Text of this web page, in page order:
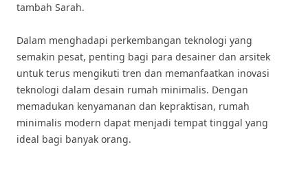
tambah Sarah.
Dalam menghadapi perkembangan teknologi yang
semakin pesat, penting bagi para desainer dan arsitek
untuk terus mengikuti tren dan memanfaatkan inovasi
teknologi dalam desain rumah minimalis. Dengan
memadukan kenyamanan dan kepraktisan, rumah
minimalis modern dapat menjadi tempat tinggal yang
ideal bagi banyak orang.